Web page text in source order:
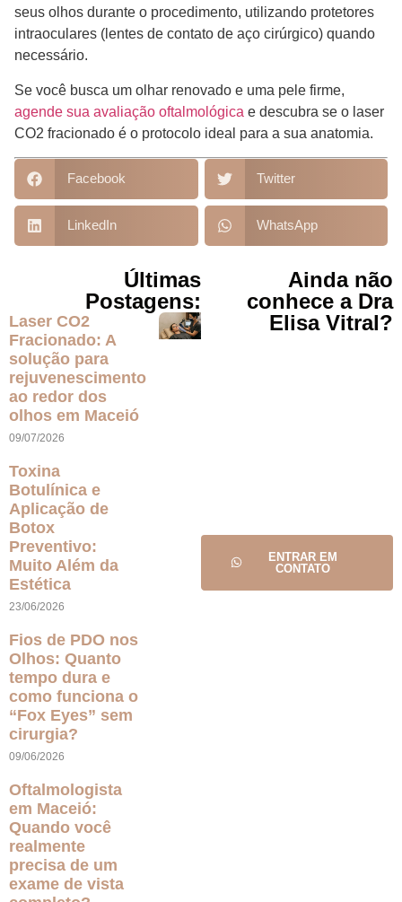
seus olhos durante o procedimento, utilizando protetores
intraoculares (lentes de contato de aço cirúrgico) quando
necessário.
Se você busca um olhar renovado e uma pele firme,
agende sua avaliação oftalmológica e descubra se o laser
CO2 fracionado é o protocolo ideal para a sua anatomia.
Facebook Twitter
LinkedIn WhatsApp
Últimas
Postagens:
Laser CO2
Fracionado: A
solução para
rejuvenescimento
ao redor dos
olhos em Maceió
09/07/2026
Toxina
Botulínica e
Aplicação de
Botox
Preventivo:
Muito Além da
Estética
23/06/2026
Fios de PDO nos
Olhos: Quanto
tempo dura e
como funciona o
“Fox Eyes” sem
cirurgia?
09/06/2026
Oftalmologista
em Maceió:
Quando você
realmente
precisa de um
exame de vista
Ainda não
conhece a Dra
Elisa Vitral?
ENTRAR EM
CONTATO